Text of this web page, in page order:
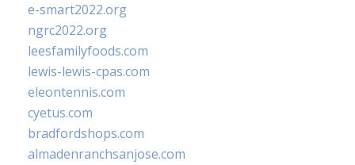
e-smart2022.org
ngrc2022.org
leesfamilyfoods.com
lewis-lewis-cpas.com
eleontennis.com
cyetus.com
bradfordshops.com
almadenranchsanjose.com